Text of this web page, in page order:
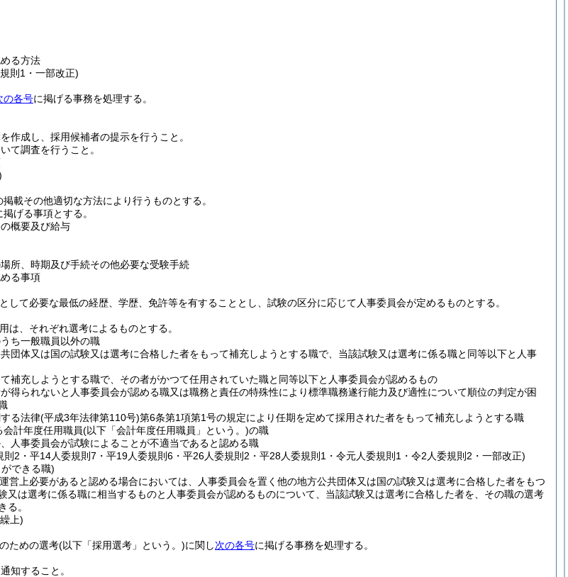
る方法
則1・一部改正)
の各号に掲げる事務を処理する。
作成し、採用候補者の提示を行うこと。
て調査を行うこと。
載その他適切な方法により行うものとする。
掲げる事項とする。
概要及び給与
所、時期及び手続その他必要な受験手続
る事項
して必要な最低の経歴、学歴、免許等を有することとし、試験の区分に応じて人事委員会が定めるものとする。
は、それぞれ選考によるものとする。
ち一般職員以外の職
団体又は国の試験又は選考に合格した者をもって補充しようとする職で、当該試験又は選考に係る職と同等以下と人事
補充しようとする職で、その者がかつて任用されていた職と同等以下と人事委員会が認めるもの
得られないと人事委員会が認める職又は職務と責任の特殊性により標準職務遂行能力及び適性について順位の判定が困
る法律(平成3年法律第110号)第6条第1項第1号の規定により任期を定めて採用された者をもって補充しようとする職
計年度任用職員(以下「会計年度任用職員」という。)の職
人事委員会が試験によることが不適当であると認める職
2・平14人委規則7・平19人委規則6・平26人委規則2・平28人委規則1・令元人委規則1・令2人委規則2・一部改正)
できる職)
営上必要があると認める場合においては、人事委員会を置く他の地方公共団体又は国の試験又は選考に合格した者をもつ
又は選考に係る職に相当するものと人事委員会が認めるものについて、当該試験又は選考に合格した者を、その職の選考
る。
上)
ための選考(以下「採用選考」という。)に関し次の各号に掲げる事務を処理する。
知すること。